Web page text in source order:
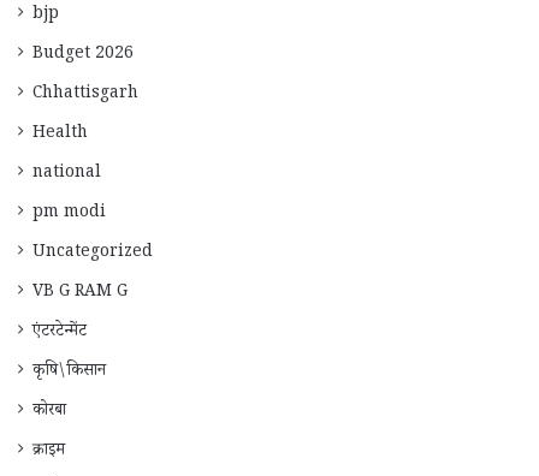
bjp
Budget 2026
Chhattisgarh
Health
national
pm modi
Uncategorized
VB G RAM G
एंटरटेन्मेंट
कृषि\किसान
कोरबा
क्राइम